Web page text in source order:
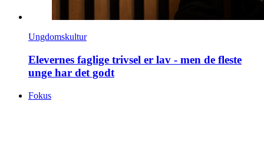
Ungdomskultur
Elevernes faglige trivsel er lav - men de fleste
unge har det godt
Fokus